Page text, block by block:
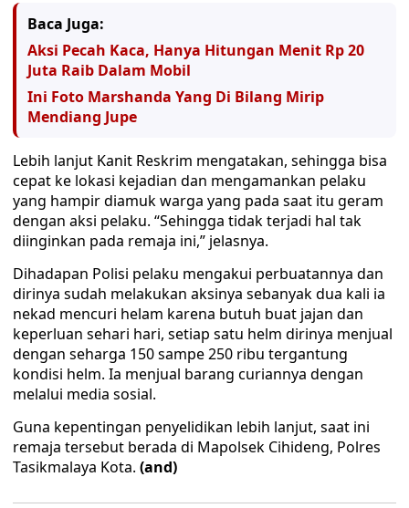
Baca Juga:
Aksi Pecah Kaca, Hanya Hitungan Menit Rp 20
Juta Raib Dalam Mobil
Ini Foto Marshanda Yang Di Bilang Mirip
Mendiang Jupe
Lebih lanjut Kanit Reskrim mengatakan, sehingga bisa
cepat ke lokasi kejadian dan mengamankan pelaku
yang hampir diamuk warga yang pada saat itu geram
dengan aksi pelaku. “Sehingga tidak terjadi hal tak
diinginkan pada remaja ini,” jelasnya.
Dihadapan Polisi pelaku mengakui perbuatannya dan
dirinya sudah melakukan aksinya sebanyak dua kali ia
nekad mencuri helam karena butuh buat jajan dan
keperluan sehari hari, setiap satu helm dirinya menjual
dengan seharga 150 sampe 250 ribu tergantung
kondisi helm. Ia menjual barang curiannya dengan
melalui media sosial.
Guna kepentingan penyelidikan lebih lanjut, saat ini
remaja tersebut berada di Mapolsek Cihideng, Polres
Tasikmalaya Kota. (and)